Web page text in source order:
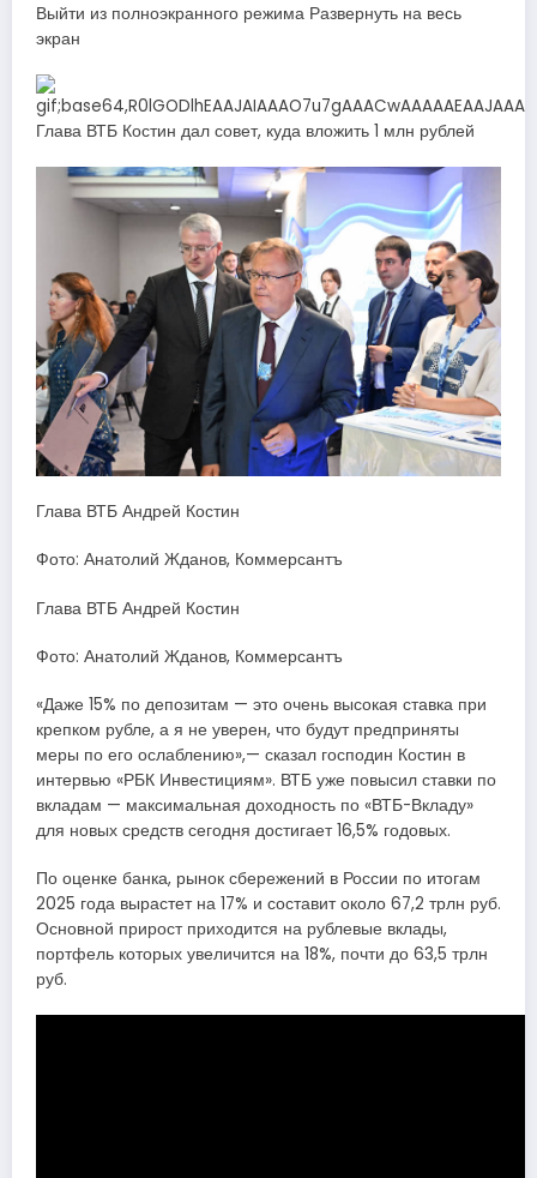
Выйти из полноэкранного режима Развернуть на весь
экран
Глава ВТБ Андрей Костин
Фото: Анатолий Жданов, Коммерсантъ
Глава ВТБ Андрей Костин
Фото: Анатолий Жданов, Коммерсантъ
«Даже 15% по депозитам — это очень высокая ставка при
крепком рубле, а я не уверен, что будут предприняты
меры по его ослаблению»,— сказал господин Костин в
интервью «РБК Инвестициям». ВТБ уже повысил ставки по
вкладам — максимальная доходность по «ВТБ-Вкладу»
для новых средств сегодня достигает 16,5% годовых.
По оценке банка, рынок сбережений в России по итогам
2025 года вырастет на 17% и составит около 67,2 трлн руб.
Основной прирост приходится на рублевые вклады,
портфель которых увеличится на 18%, почти до 63,5 трлн
руб.